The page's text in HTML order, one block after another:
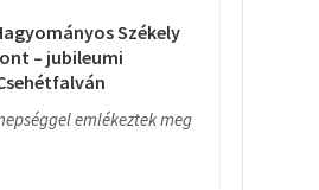
Székely
– jubileumi
emlékeztek meg